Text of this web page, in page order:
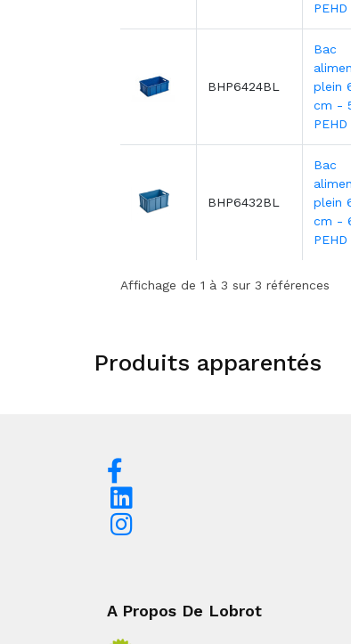
BHP6424BL
Bac
plein
cm -
BHP6432BL
Bac
plein
cm -
Affichage de 1 à 3 sur 3 références
Produits apparentés
A Propos De Lobrot